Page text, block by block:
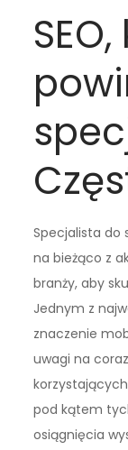
Specjalista do
na bieżąco z
branży, aby
Jednym z
znaczenie
uwagi na
pod kątem
osiągnięcia